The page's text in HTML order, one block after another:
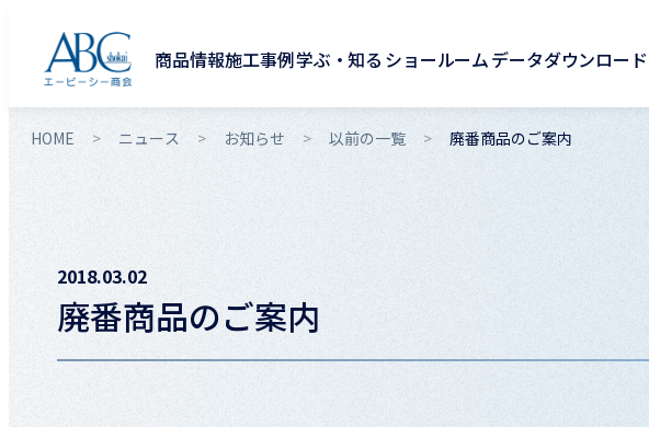
商品情報施工事例学ぶ・知る ショールームデータダウンロード
HOME ニュース お知らせ 以前の一覧 廃番商品のご案内
2018.03.02
廃番商品のご案内